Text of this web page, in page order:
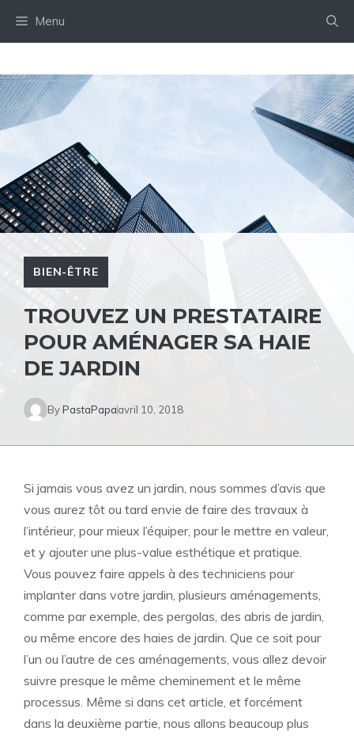
Menu
BIEN-ÊTRE
TROUVEZ UN PRESTATAIRE
POUR AMÉNAGER SA HAIE
DE JARDIN
ByPastaPapaavril 10, 2018
Si jamais vous avez un jardin, nous sommes d’avis que
vous aurez tôt ou tard envie de faire des travaux à
l’intérieur, pour mieux l’équiper, pour le mettre en valeur,
et y ajouter une plus-value esthétique et pratique.
Vous pouvez faire appels à des techniciens pour
implanter dans votre jardin, plusieurs aménagements,
comme par exemple, des pergolas, des abris de jardin,
ou même encore des haies de jardin. Que ce soit pour
l’un ou l’autre de ces aménagements, vous allez devoir
suivre presque le même cheminement et le même
processus. Même si dans cet article, et forcément
dans la deuxième partie, nous allons beaucoup plus